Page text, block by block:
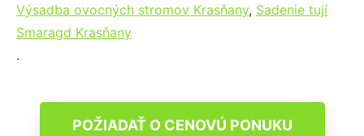
Výsadba ovocných stromov Krasňany, Sadenie tují
Smaragd Krasňany
.
POŽIADAŤ O CENOVÚ PONUKU